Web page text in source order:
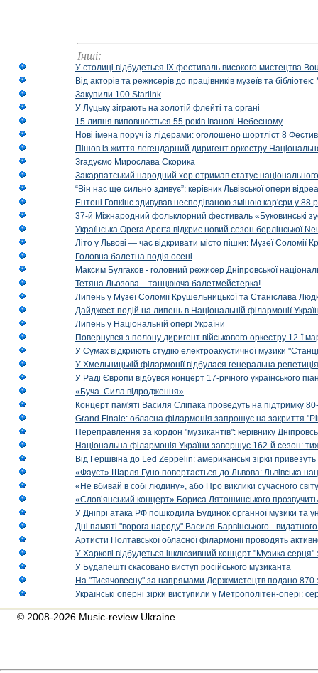
Інші:
У столиці відбудеться IX фестиваль високого мистецтва
Від акторів та режисерів до працівників музеїв та
Закупили 100 Starlink
У Луцьку зіграють на золотій флейті та органі
15 липня виповнюється 55 років Іванові Небесному
Нові імена поруч із лідерами: оголошено шортліст 8
Пішов із життя легендарний диригент оркестру
Згадуємо Мирослава Скорика
Закарпатський народний хор отримав статус національного
“Він нас ще сильно здивує”: керівник Львівської опери
Ентоні Гопкінс здивував несподіваною зміною кар'єри у 88
37-й Міжнародний фольклорний фестиваль «Буковинські
Українська Opera Aperta відкриє новий сезон берлінської
Літо у Львові — час відкривати місто пішки: Музеї Соломії
Головна балетна подія осені
Максим Булгаков - головний режисер Дніпровської
Тетяна Льозова – танцююча балетмейстерка!
Липень у Музеї Соломії Крушельницької та Станіслава
Дайджест подій на липень в Національній філармонії
Липень у Національній опері України
Повернувся з полону диригент військового оркестру 12-ї
У Сумах відкриють студію електроакустичної музики
У Хмельницькій філармонії відбулася генеральна
У Раді Європи відбувся концерт 17-річного українського
«Буча. Сила відродження»
Концерт пам'яті Василя Сліпака проведуть на підтримку
Grand Finale: обласна філармонія запрошує на закриття
Переправлення за кордон "музикантів": керівнику
Національна філармонія України завершує 162-й сезон:
Від Гершвіна до Led Zeppelin: американські зірки
«Фауст» Шарля Гуно повертається до Львова: Львівська
«Не вбивай в собі людину», або Про виклики сучасного світу
«Слов’янський концерт» Бориса Лятошинського
У Дніпрі атака РФ пошкодила Будинок органної музики та
Дні памяті "ворога народу" Василя Барвінського -
Артисти Полтавської обласної філармонії проводять
У Харкові відбудеться інклюзивний концерт "Музика
У Будапешті скасовано виступ російського музиканта
На "Тисячовесну" за напрямами Держмистецтв подано 870
Українські оперні зірки виступили у Метрополітен-опері:
© 2008-2026 Music-review Ukraine